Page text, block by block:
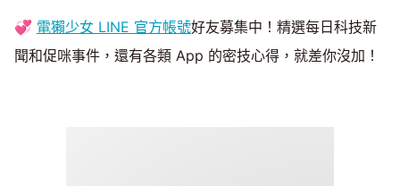
💞 電獺少女 LINE 官方帳號好友募集中！精選每日科技新
聞和促咪事件，還有各類 App 的密技心得，就差你沒加！